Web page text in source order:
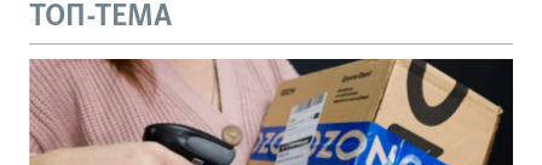
ТОП-ТЕМА